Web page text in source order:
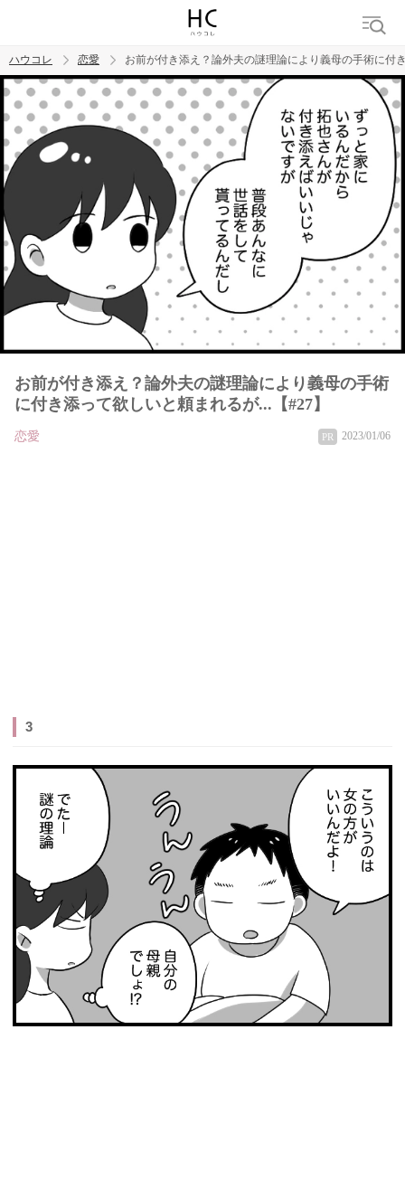
トレンド ワード
ハウコレ 恋愛 お前が付き添え？論外夫の謎理論により義母の手術に付
お前が付き添え？論外夫の謎理論により義母の手術
に付き添って欲しいと頼まれるが...【#27】
恋愛 PR 2023/01/06
3